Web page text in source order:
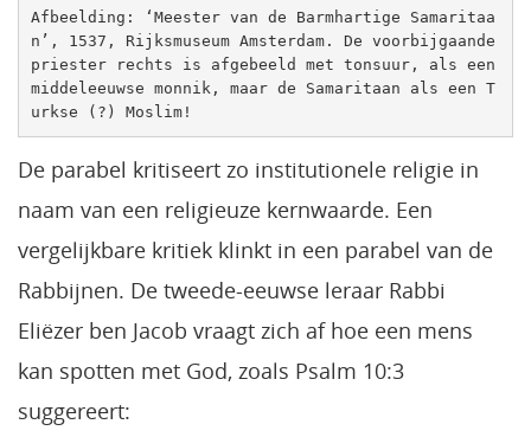
Afbeelding: ‘Meester van de Barmhartige Samaritaa
n’, 1537, Rijksmuseum Amsterdam. De voorbijgaande
priester rechts is afgebeeld met tonsuur, als een
middeleeuwse monnik, maar de Samaritaan als een T
urkse (?) Moslim!
De parabel kritiseert zo institutionele religie in
naam van een religieuze kernwaarde. Een
vergelijkbare kritiek klinkt in een parabel van de
Rabbijnen. De tweede-eeuwse leraar Rabbi
Eliëzer ben Jacob vraagt zich af hoe een mens
kan spotten met God, zoals Psalm 10:3
suggereert: